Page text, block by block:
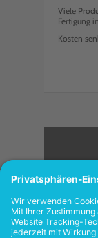
Viele
Fertigung
Kosten